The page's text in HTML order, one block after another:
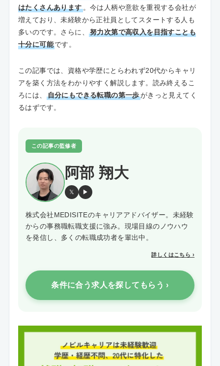
はたくさんあります。今は人柄や意欲を重視する会社が
増えており、未経験から正社員としてスタートする人も
多いのです。さらに、
努力次第で高収入を目指すことも
十分に可能です。
この記事では、資格や学歴にとらわれず20代からキャリ
アを築く方法をわかりやすく解説します。読み終えるこ
ろには、
自分にもできる転職の第一歩がきっと見えてく
るはずです。
この記事の監修者
阿部 翔大
𝕏 ▶
株式会社MEDISITEのキャリアアドバイザー。未経験
からの事務職転職支援に強み。現場目線のノウハウ
を発信し、多くの転職成功者を輩出中。
詳しくはこちら ›
条件に合う求人を探してもらう ›